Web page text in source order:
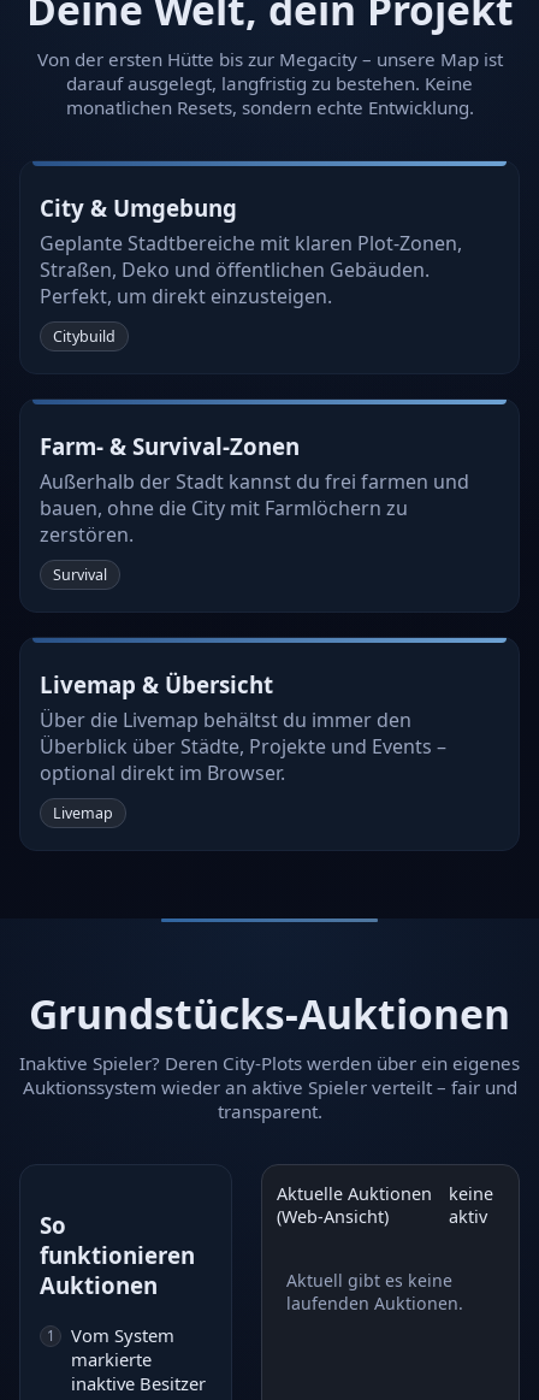
Von der ersten Hütte bis zur Megacity – unsere Map ist
darauf ausgelegt, langfristig zu bestehen. Keine
monatlichen Resets, sondern echte Entwicklung.
City & Umgebung
Geplante Stadtbereiche mit klaren Plot-Zonen,
Straßen, Deko und öffentlichen Gebäuden.
Perfekt, um direkt einzusteigen.
Citybuild
Farm- & Survival-Zonen
Außerhalb der Stadt kannst du frei farmen und
bauen, ohne die City mit Farmlöchern zu
zerstören.
Survival
Livemap & Übersicht
Über die Livemap behältst du immer den
Überblick über Städte, Projekte und Events –
optional direkt im Browser.
Livemap
Grundstücks-Auktionen
Inaktive Spieler? Deren City-Plots werden über ein eigenes
Auktionssystem wieder an aktive Spieler verteilt – fair und
transparent.
So
funktionieren
Auktionen
Vom System
markierte
inaktive Besitzer
Aktuelle Auktionen
(Web-Ansicht)
keine
aktiv
Aktuell gibt es keine
laufenden Auktionen.